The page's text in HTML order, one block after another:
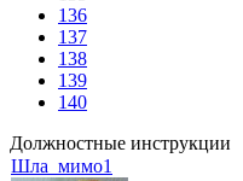
136
137
138
139
140
Должностные инструкции
Шла_мимо1